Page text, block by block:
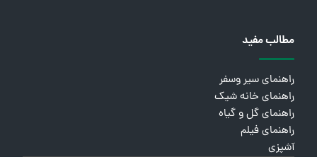
مطالب مفید
راهنمای سیر وسفر
راهنمای خانه شیک
راهنمای گل و گیاه
راهنمای فیلم
آشپزی